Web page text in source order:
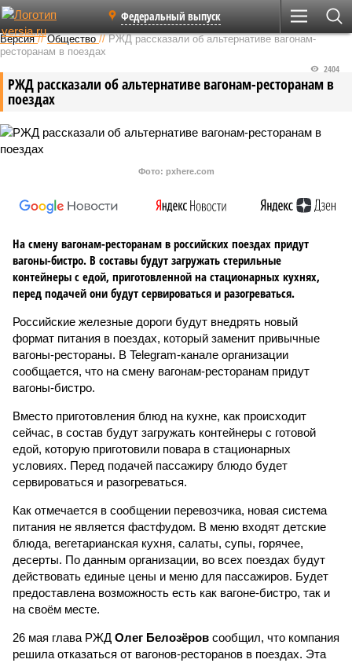
Федеральный выпуск
Версия //Общество //РЖД рассказали об альтернативе вагонам-
ресторанам в поездах
РЖД рассказали об альтернативе вагонам-ресторанам в
поездах
2404
Фото: pxhere.com
На смену вагонам-ресторанам в российских поездах придут
вагоны-бистро. В составы будут загружать стерильные
контейнеры с едой, приготовленной на стационарных кухнях,
перед подачей они будут сервироваться и разогреваться.
Российские железные дороги будут внедрять новый
формат питания в поездах, который заменит привычные
вагоны-рестораны. В Telegram-канале организации
сообщается, что на смену вагонам-ресторанам придут
вагоны-бистро.
Вместо приготовления блюд на кухне, как происходит
сейчас, в состав будут загружать контейнеры с готовой
едой, которую приготовили повара в стационарных
условиях. Перед подачей пассажиру блюдо будет
сервироваться и разогреваться.
Как отмечается в сообщении перевозчика, новая система
питания не является фастфудом. В меню входят детские
блюда, вегетарианская кухня, салаты, супы, горячее,
десерты. По данным организации, во всех поездах будут
действовать единые цены и меню для пассажиров. Будет
предоставлена возможность есть как вагоне-бистро, так и
на своём месте.
26 мая глава РЖД Олег Белозёров сообщил, что компания
решила отказаться от вагонов-ресторанов в поездах. Эта